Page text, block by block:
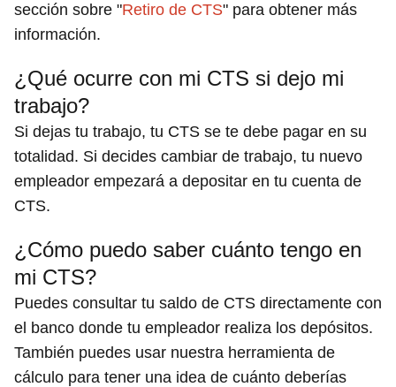
sección sobre "Retiro de CTS" para obtener más
información.
¿Qué ocurre con mi CTS si dejo mi
trabajo?
Si dejas tu trabajo, tu CTS se te debe pagar en su
totalidad. Si decides cambiar de trabajo, tu nuevo
empleador empezará a depositar en tu cuenta de
CTS.
¿Cómo puedo saber cuánto tengo en
mi CTS?
Puedes consultar tu saldo de CTS directamente con
el banco donde tu empleador realiza los depósitos.
También puedes usar nuestra herramienta de
cálculo para tener una idea de cuánto deberías